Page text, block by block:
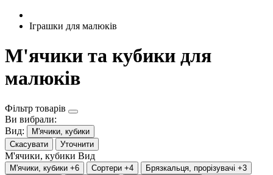
Іграшки для малюків
М'ячики та кубики для
малюків
Фільтр товарів
Ви вибрали:
Вид:
М'ячики, кубики
Скасувати
Уточнити
М'ячики, кубики Вид
М'ячики, кубики +6 Сортери +4 Брязкальця, прорізувачі +3